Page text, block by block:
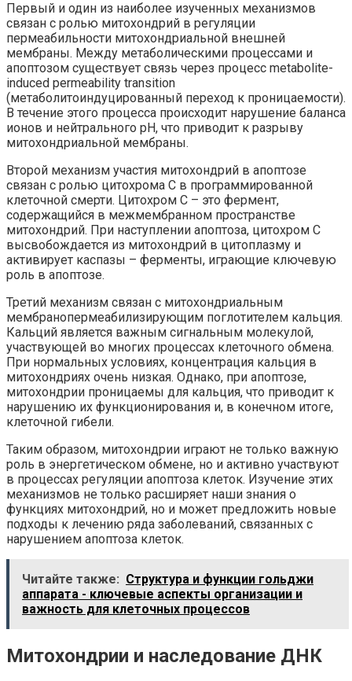
Первый и один из наиболее изученных механизмов
связан с ролью митохондрий в регуляции
пермеабильности митохондриальной внешней
мембраны. Между метаболическими процессами и
апоптозом существует связь через процесс metabolite-
induced permeability transition
(метаболитоиндуцированный переход к проницаемости).
В течение этого процесса происходит нарушение баланса
ионов и нейтрального pH, что приводит к разрыву
митохондриальной мембраны.
Второй механизм участия митохондрий в апоптозе
связан с ролью цитохрома С в программированной
клеточной смерти. Цитохром С – это фермент,
содержащийся в межмембранном пространстве
митохондрий. При наступлении апоптоза, цитохром С
высвобождается из митохондрий в цитоплазму и
активирует каспазы – ферменты, играющие ключевую
роль в апоптозе.
Третий механизм связан с митохондриальным
мембранопермеабилизирующим поглотителем кальция.
Кальций является важным сигнальным молекулой,
участвующей во многих процессах клеточного обмена.
При нормальных условиях, концентрация кальция в
митохондриях очень низкая. Однако, при апоптозе,
митохондрии проницаемы для кальция, что приводит к
нарушению их функционирования и, в конечном итоге,
клеточной гибели.
Таким образом, митохондрии играют не только важную
роль в энергетическом обмене, но и активно участвуют
в процессах регуляции апоптоза клеток. Изучение этих
механизмов не только расширяет наши знания о
функциях митохондрий, но и может предложить новые
подходы к лечению ряда заболеваний, связанных с
нарушением апоптоза клеток.
Читайте также: Структура и функции гольджи
аппарата - ключевые аспекты организации и
важность для клеточных процессов
Митохондрии и наследование ДНК